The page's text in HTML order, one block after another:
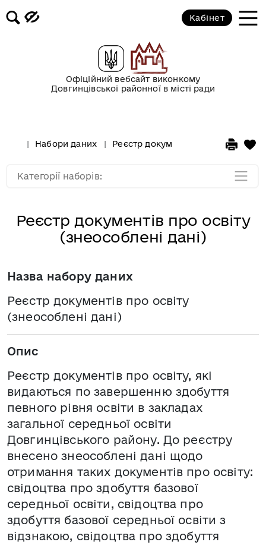
Офіційний вебсайт виконкому
Довгинцівської районної в місті ради
Кабінет
Набори даних Реєстр документів про освіту
Реєстр документів про освіту
(знеособлені дані)
Назва набору даних
Реєстр документів про освіту
(знеособлені дані)
Опис
Реєстр документів про освіту, які
видаються по завершенню здобуття
певного рівня освіти в закладах
загальної середньої освіти
Довгинцівського району. До реєстру
внесено знеособлені дані щодо
отримання таких документів про освіту:
свідоцтва про здобуття базової
середньої освіти, свідоцтва про
здобуття базової середньої освіти з
відзнакою, свідоцтва про здобуття
Категорії наборів: